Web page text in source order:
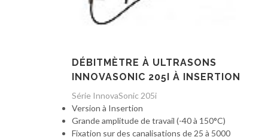
DÉBITMÈTRE À ULTRASONS
INNOVASONIC 205I À INSERTION
Série InnovaSonic 205i
Version à Insertion
Grande amplitude de travail (-40 à 150°C)
Fixation sur des canalisations de 25 à 5000